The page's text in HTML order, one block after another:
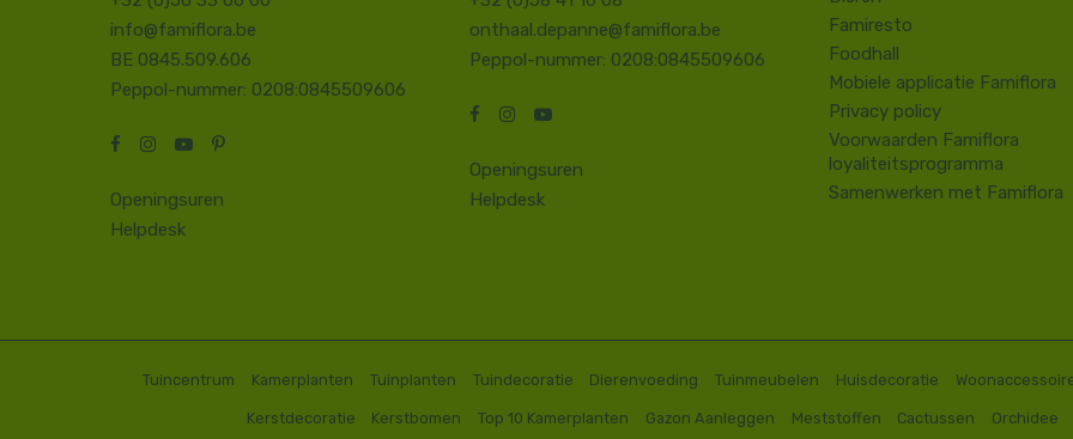
info@famiflora.be
BE 0845.509.606
Peppol-nummer: 0208:0845509606
Openingsuren
Helpdesk
onthaal.depanne@famiflora.be
Peppol-nummer: 0208:0845509606
Openingsuren
Helpdesk
Famiresto
Foodhall
Mobiele applicatie Famiflora
Privacy policy
Voorwaarden Famiflora
loyaliteitsprogramma
Samenwerken met Famiflora
Tuincentrum Kamerplanten Tuinplanten Tuindecoratie Dierenvoeding Tuinmeubelen Huisdecoratie
Kerstdecoratie Kerstbomen Top 10 Kamerplanten Gazon Aanleggen Meststoffen Cactussen Orchidee